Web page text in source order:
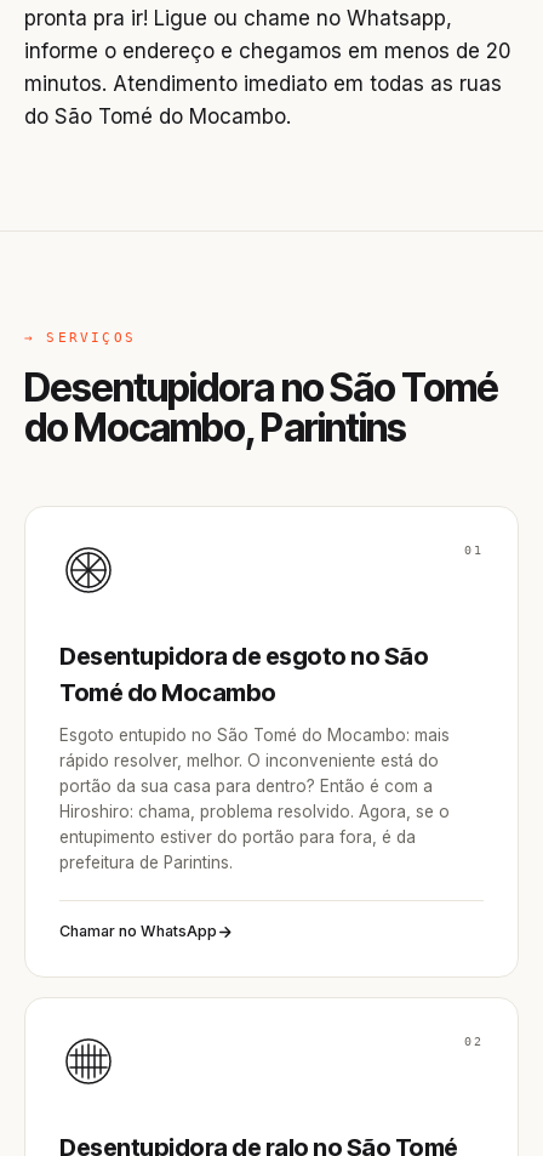
pronta pra ir! Ligue ou chame no Whatsapp,
informe o endereço e chegamos em menos de 20
minutos. Atendimento imediato em todas as ruas
do São Tomé do Mocambo.
→ SERVIÇOS
Desentupidora no São Tomé
do Mocambo, Parintins
01
Desentupidora de esgoto no São
Tomé do Mocambo
Esgoto entupido no São Tomé do Mocambo: mais
rápido resolver, melhor. O inconveniente está do
portão da sua casa para dentro? Então é com a
Hiroshiro: chama, problema resolvido. Agora, se o
entupimento estiver do portão para fora, é da
prefeitura de Parintins.
Chamar no WhatsApp
02
Desentupidora de ralo no São Tomé